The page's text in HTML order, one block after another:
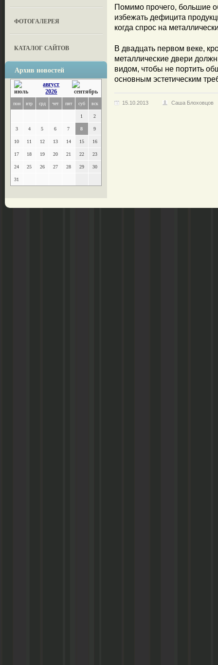
ФОТОГАЛЕРЕЯ
КАТАЛОГ САЙТОВ
Архив новостей
август
2026
пон втр срд чет пят суб вск
1 2
3 4 5 6 7 8 9
10 11 12 13 14 15 16
17 18 19 20 21 22 23
24 25 26 27 28 29 30
31
Помимо прочего, большие
избежать дефицита
когда спрос на
В двадцать первом веке,
металлические двери
видом, чтобы не портить
основным эстетическим
15.10.2013 Саша Блоховцов